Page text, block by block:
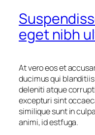
eget nibh
At vero eos et
ducimus qui
deleniti atque
excepturi sint
similique sunt in
animi, id estfuga.